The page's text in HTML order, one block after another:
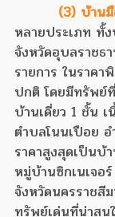
(3) บ้าน
หลายประเภท ทั้
จังหวัดอุบลราชธ
รายการ ในราคา
ปกติ โดยมีทรัพย์
บ้านเดี่ยว 1 ชั้น
ตำบลโนนเปือย
ราคาสูงสุดเป็นบ้
หมู่บ้านซิกเนเจอ
จังหวัดนครราช
ทรัพย์เด่นที่น่าสน